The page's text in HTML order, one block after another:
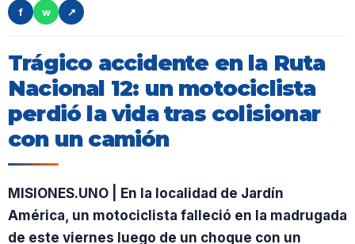
f
w ↗
Trágico accidente en la Ruta
Nacional 12: un motociclista
perdió la vida tras colisionar
con un camión
MISIONES.UNO | En la localidad de Jardín
América, un motociclista falleció en la madrugada
de este viernes luego de un choque con un